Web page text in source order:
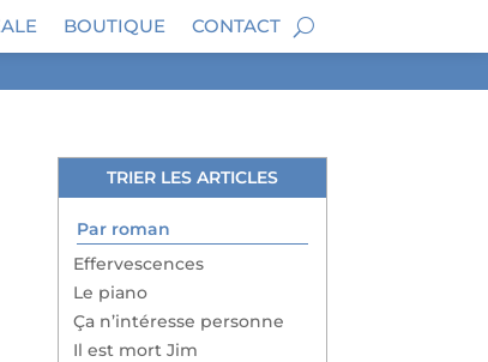
BOUTIQUE CONTACT
TRIER LES ARTICLES
Par roman
Effervescences
Le piano
Ça n’intéresse personne
Il est mort Jim